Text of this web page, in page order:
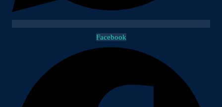
Facebook